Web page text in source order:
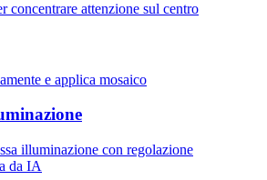
concentrare attenzione sul centro
e applica mosaico
illuminazione con regolazione
da IA